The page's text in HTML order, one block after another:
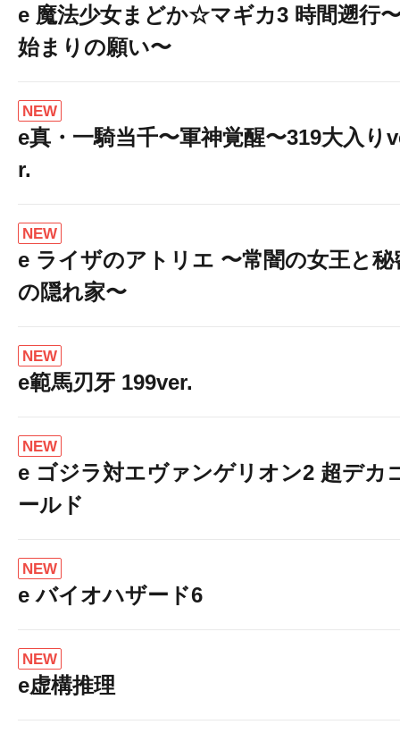
e 魔法少女まどか☆マギカ3 時間遡行
始まりの願い〜
NEW
e真・一騎当千〜軍神覚醒〜319大入り
r.
NEW
e ライザのアトリエ 〜常闇の女王と秘
の隠れ家〜
NEW
e範馬刃牙 199ver.
NEW
e ゴジラ対エヴァンゲリオン2 超デカ
ールド
NEW
e バイオハザード6
NEW
e虚構推理